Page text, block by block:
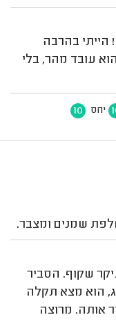
הייתי בהרבה
עובד מהר, בלי
יחס 10
שמנים ומצבר.
שקוף. הסביר
הוא מצא תקלה
אותה. מרוצה